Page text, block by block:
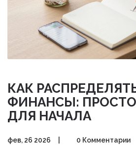
КАК
ФИНАНСЫ:
ДЛЯ НАЧАЛА
фев, 26 2026 0 Комментарии